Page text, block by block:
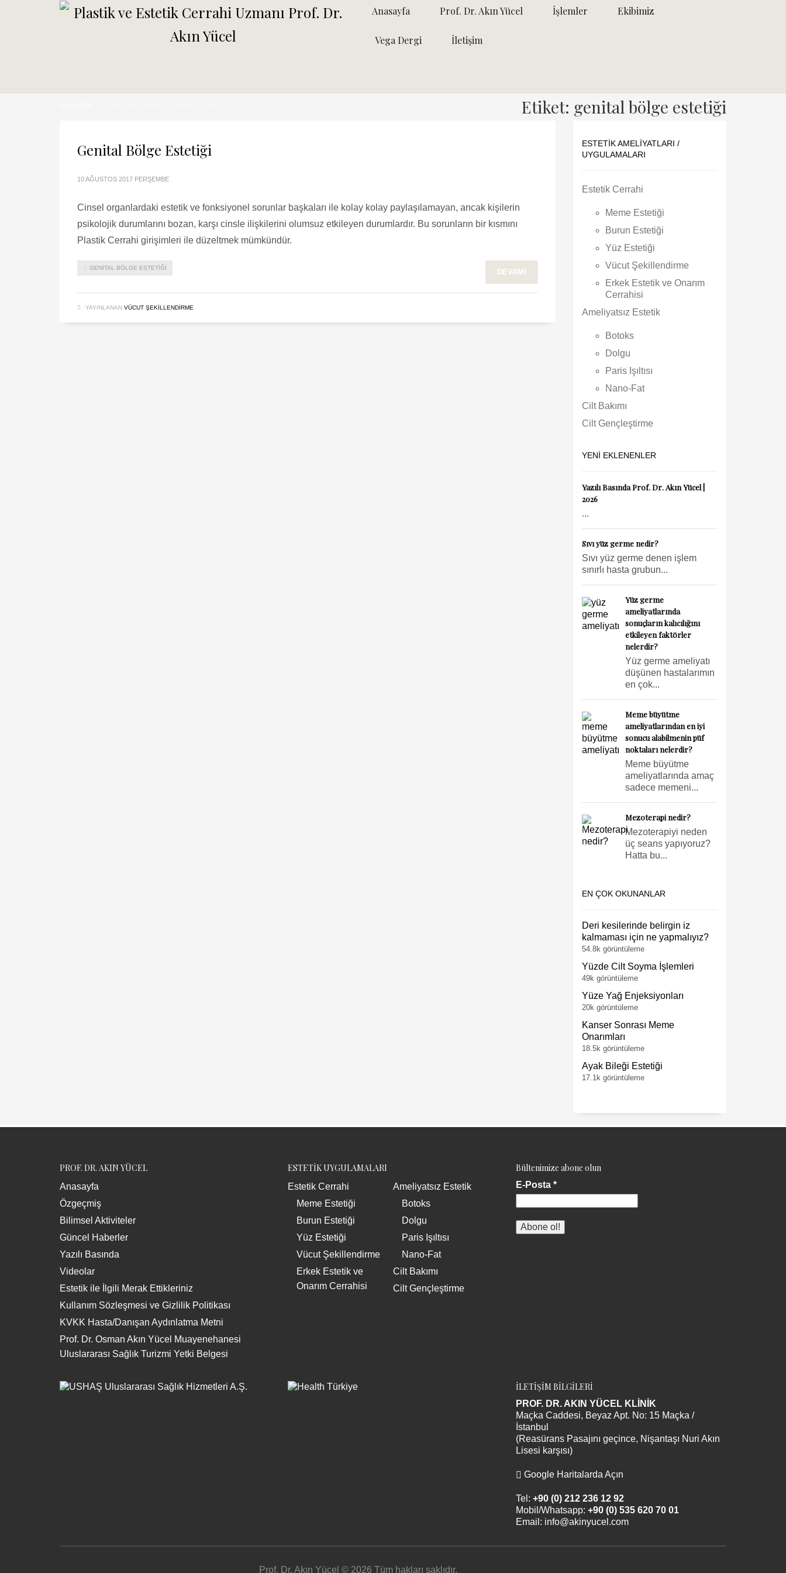
Anasayfa Prof. Dr. Akın Yücel İşlemler Ekibimiz
Vega Dergi İletişim
Etiket: genital bölge estetiği
Genital Bölge Estetiği
10 AĞUSTOS 2017 PERŞEMBE
Cinsel organlardaki estetik ve fonksiyonel sorunlar başkaları ile kolay kolay paylaşılamayan, ancak kişilerin
psikolojik durumlarını bozan, karşı cinsle ilişkilerini olumsuz etkileyen durumlardır. Bu sorunların bir kısmını
Plastik Cerrahi girişimleri ile düzeltmek mümkündür.
GENITAL BÖLGE ESTETIĞI DEVAMI
YAYINLANAN VÜCUT ŞEKILLENDIRME
ESTETIK AMELIYATLARI /
UYGULAMALARI
Estetik Cerrahi
Meme Estetiği
Burun Estetiği
Yüz Estetiği
Vücut Şekillendirme
Erkek Estetik ve Onarım
Cerrahisi
Ameliyatsız Estetik
Botoks
Dolgu
Paris Işıltısı
Nano-Fat
Cilt Bakımı
Cilt Gençleştirme
YENI EKLENENLER
Yazılı Basında Prof. Dr. Akın Yücel |
2026
...
Sıvı yüz germe nedir?
Sıvı yüz germe denen işlem
sınırlı hasta grubun...
Yüz germe
ameliyatlarında
sonuçların kalıcılığını
etkileyen faktörler
nelerdir?
Yüz germe ameliyatı
düşünen hastalarımın
en çok...
Meme büyütme
ameliyatlarından en iyi
sonucu alabilmenin püf
noktaları nelerdir?
Meme büyütme
ameliyatlarında amaç
sadece memeni...
Mezoterapi nedir?
Mezoterapiyi neden
üç seans yapıyoruz?
Hatta bu...
EN ÇOK OKUNANLAR
Deri kesilerinde belirgin iz
kalmaması için ne yapmalıyız?
54.8k görüntüleme
Yüzde Cilt Soyma İşlemleri
49k görüntüleme
Yüze Yağ Enjeksiyonları
20k görüntüleme
Kanser Sonrası Meme
Onarımları
18.5k görüntüleme
Ayak Bileği Estetiği
17.1k görüntüleme
PROF. DR. AKIN YÜCEL
Anasayfa
Özgeçmiş
Bilimsel Aktiviteler
Güncel Haberler
Yazılı Basında
Videolar
Estetik ile İlgili Merak Ettikleriniz
Kullanım Sözleşmesi ve Gizlilik Politikası
KVKK Hasta/Danışan Aydınlatma Metni
Prof. Dr. Osman Akın Yücel Muayenehanesi
Uluslararası Sağlık Turizmi Yetki Belgesi
ESTETİK UYGULAMALARI
Estetik Cerrahi
Meme Estetiği
Burun Estetiği
Yüz Estetiği
Vücut Şekillendirme
Erkek Estetik ve
Onarım Cerrahisi
Ameliyatsız Estetik
Botoks
Dolgu
Paris Işıltısı
Nano-Fat
Cilt Bakımı
Cilt Gençleştirme
Bültenimize abone olun
E-Posta *
İLETİŞİM BİLGİLERİ
PROF. DR. AKIN YÜCEL KLİNİK
Maçka Caddesi, Beyaz Apt. No: 15 Maçka /
İstanbul
(Reasürans Pasajını geçince, Nişantaşı Nuri Akın
Lisesi karşısı)
Google Haritalarda Açın
Tel: +90 (0) 212 236 12 92
Mobil/Whatsapp: +90 (0) 535 620 70 01
Email: info@akinyucel.com
Prof. Dr. Akın Yücel © 2026 Tüm hakları saklıdır.